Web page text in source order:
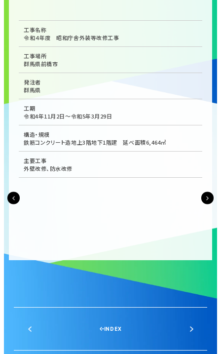
工事名称
令和４年度 昭和庁舎外装等改修工事
工事場所
群馬県前橋市
発注者
群馬県
工期
令和4年11月2日～令和5年3月29日
構造・規模
鉄筋コンクリート造地上3階地下1階建 延べ面積6,464㎡
主要工事
外壁改修、防水改修
INDEX